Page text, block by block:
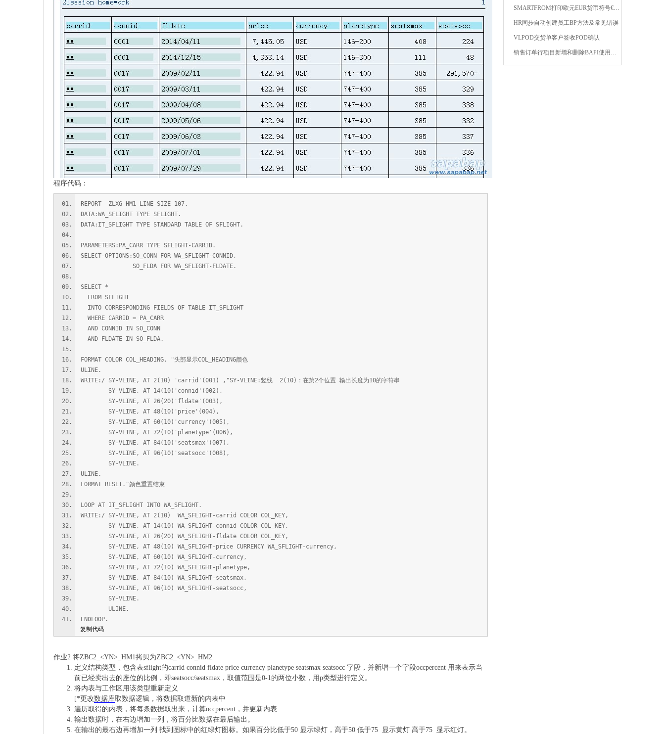
程序代码：
REPORT ZLXG_HM1 LINE-SIZE 107.
DATA:WA_SFLIGHT TYPE SFLIGHT.
DATA:IT_SFLIGHT TYPE STANDARD TABLE OF SFLIGHT.
PARAMETERS:PA_CARR TYPE SFLIGHT-CARRID.
SELECT-OPTIONS:SO_CONN FOR WA_SFLIGHT-CONNID,
SO_FLDA FOR WA_SFLIGHT-FLDATE.
SELECT *
FROM SFLIGHT
INTO CORRESPONDING FIELDS OF TABLE IT_SFLIGHT
WHERE CARRID = PA_CARR
AND CONNID IN SO_CONN
AND FLDATE IN SO_FLDA.
FORMAT COLOR COL_HEADING. "头部显示COL_HEADING颜色
ULINE.
WRITE:/ SY-VLINE, AT 2(10) 'carrid'(001) ,"SY-VLINE:竖线 2(10)：在第2个位置 输出长度为10的字符串
SY-VLINE, AT 14(10)'connid'(002),
SY-VLINE, AT 26(20)'fldate'(003),
SY-VLINE, AT 48(10)'price'(004),
SY-VLINE, AT 60(10)'currency'(005),
SY-VLINE, AT 72(10)'planetype'(006),
SY-VLINE, AT 84(10)'seatsmax'(007),
SY-VLINE, AT 96(10)'seatsocc'(008),
SY-VLINE.
ULINE.
FORMAT RESET."颜色重置结束
LOOP AT IT_SFLIGHT INTO WA_SFLIGHT.
WRITE:/ SY-VLINE, AT 2(10) WA_SFLIGHT-carrid COLOR COL_KEY,
SY-VLINE, AT 14(10) WA_SFLIGHT-connid COLOR COL_KEY,
SY-VLINE, AT 26(20) WA_SFLIGHT-fldate COLOR COL_KEY,
SY-VLINE, AT 48(10) WA_SFLIGHT-price CURRENCY WA_SFLIGHT-currency,
SY-VLINE, AT 60(10) WA_SFLIGHT-currency,
SY-VLINE, AT 72(10) WA_SFLIGHT-planetype,
SY-VLINE, AT 84(10) WA_SFLIGHT-seatsmax,
SY-VLINE, AT 96(10) WA_SFLIGHT-seatsocc,
SY-VLINE.
ULINE.
ENDLOOP.
复制代码
作业2 将ZBC2_<YN>_HM1拷贝为ZBC2_<YN>_HM2
定义结构类型，包含表sflight的carrid connid fldate price currency planetype seatsmax seatsocc 字段，并新增一个字段occpercent 用来表示当
前已经卖出去的座位的比例，即seatsocc/seatsmax，取值范围是0-1的两位小数，用p类型进行定义。
将内表与工作区用该类型重新定义
[*更改数据库取数据逻辑，将数据取道新的内表中
遍历取得的内表，将每条数据取出来，计算occpercent，并更新内表
输出数据时，在右边增加一列，将百分比数据在最后输出。
在输出的最右边再增加一列 找到图标中的红绿灯图标。如果百分比低于50 显示绿灯，高于50 低于75 显示黄灯 高于75 显示红灯。
SMARTFROM打印欧元EUR货币符号€，出现#解决方法 ...
HR同步自动创建员工BP方法及常见错误
VLPOD交货单客户签收POD确认
销售订单行项目新增和删除BAPI使用技巧 ...